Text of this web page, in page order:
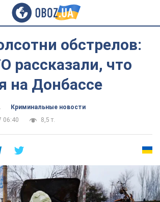
обстрелов:
рассказали, что
на Донбассе
Криминальные новости
06:40
8,5 т.